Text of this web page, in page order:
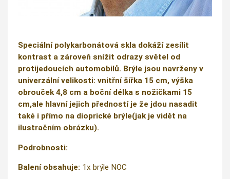
Speciální polykarbonátová skla dokáží zesílit
kontrast a zároveň snížit odrazy světel od
protijedoucích automobilů. Brýle jsou navrženy v
univerzální velikosti: vnitřní šířka 15 cm, výška
obrouček 4,8 cm a boční délka s nožičkami 15
cm,ale hlavní jejich předností je že jdou nasadit
také i přímo na dioprické brýle(jak je vidět na
ilustračním obrázku).
Podrobnosti:
Balení obsahuje: 1x brýle NOC